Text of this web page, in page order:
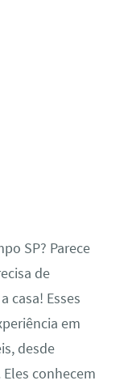
SP? Parece
de
casa! Esses
em
desde
conhecem